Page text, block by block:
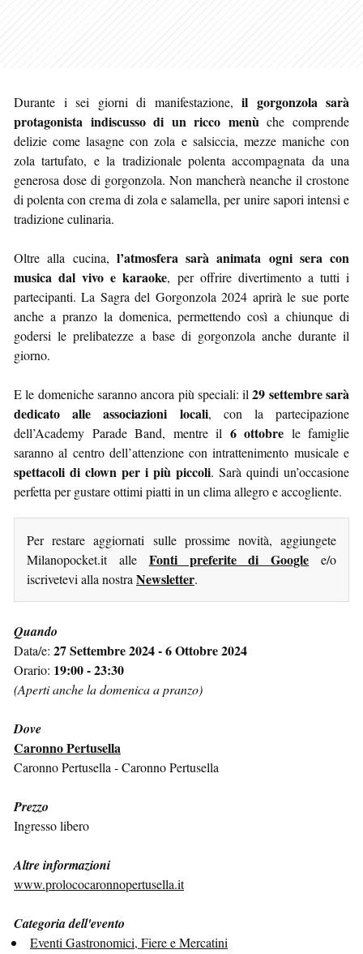
Durante i sei giorni di manifestazione, il gorgonzola sarà
protagonista indiscusso di un ricco menù che comprende
delizie come lasagne con zola e salsiccia, mezze maniche con
zola tartufato, e la tradizionale polenta accompagnata da una
generosa dose di gorgonzola. Non mancherà neanche il crostone
di polenta con crema di zola e salamella, per unire sapori intensi e
tradizione culinaria.
Oltre alla cucina, l’atmosfera sarà animata ogni sera con
musica dal vivo e karaoke, per offrire divertimento a tutti i
partecipanti. La Sagra del Gorgonzola 2024 aprirà le sue porte
anche a pranzo la domenica, permettendo così a chiunque di
godersi le prelibatezze a base di gorgonzola anche durante il
giorno.
E le domeniche saranno ancora più speciali: il29 settembre sarà
dedicato alle associazioni locali, con la partecipazione
dell’Academy Parade Band, mentre il 6 ottobre le famiglie
saranno al centro dell’attenzione con intrattenimento musicale e
spettacoli di clown per i più piccoli. Sarà quindi un’occasione
perfetta per gustare ottimi piatti in un clima allegro e accogliente.
Per restare aggiornati sulle prossime novità, aggiungete
Milanopocket.it alle Fonti preferite di Google e/o
iscrivetevi alla nostra Newsletter.
Quando
Data/e: 27 Settembre 2024 - 6 Ottobre 2024
Orario: 19:00 - 23:30
(Aperti anche la domenica a pranzo)
Dove
Caronno Pertusella
Caronno Pertusella - Caronno Pertusella
Prezzo
Ingresso libero
Altre informazioni
www.prolococaronnopertusella.it
Categoria dell'evento
Eventi Gastronomici, Fiere e Mercatini